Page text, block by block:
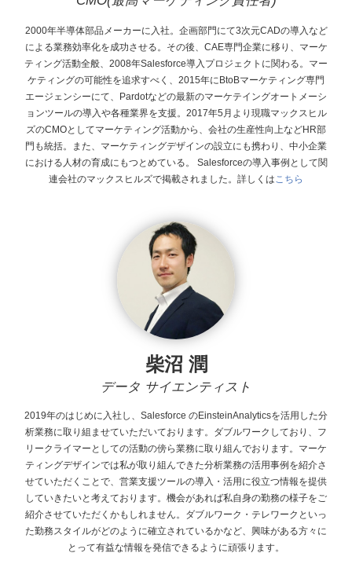
2000年半導体部品メーカーに入社。企画部門にて3次元CADの導入など
による業務効率化を成功させる。その後、CAE専門企業に移り、マーケ
ティング活動全般、2008年Salesforce導入プロジェクトに関わる。マー
ケティングの可能性を追求すべく、2015年にBtoBマーケティング専門
エージェンシーにて、Pardotなどの最新のマーケテイングオートメーシ
ョンツールの導入や各種業界を支援。2017年5月より現職マックスヒル
ズのCMOとしてマーケティング活動から、会社の生産性向上などHR部
門も統括。また、マーケティングデザインの設立にも携わり、中小企業
における人材の育成にもつとめている。 Salesforceの導入事例として関
連会社のマックスヒルズで掲載されました。詳しくは こちら
柴沼 潤
データ サイエンティスト
2019年のはじめに入社し、Salesforce のEinsteinAnalyticsを活用した分
析業務に取り組ませていただいております。ダブルワークしており、フ
リークライマーとしての活動の傍ら業務に取り組んでおります。マーケ
ティングデザインでは私が取り組んできた分析業務の活用事例を紹介さ
せていただくことで、営業支援ツールの導入・活用に役立つ情報を提供
していきたいと考えております。機会があれば私自身の勤務の様子をご
紹介させていただくかもしれません。ダブルワーク・テレワークといっ
た勤務スタイルがどのように確立されているかなど、興味がある方々に
とって有益な情報を発信できるように頑張ります。